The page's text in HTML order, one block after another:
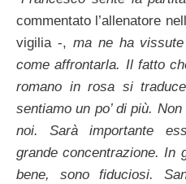
commentato l’allenatore
vigilia -, ma ne ha
come affrontarla. Il fatto
romano in rosa si
sentiamo un po’ di più.
noi. Sarà importante
grande concentrazione. In
bene, sono fiduciosi.